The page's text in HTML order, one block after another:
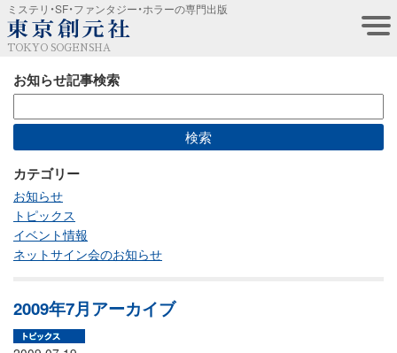
ミステリ・SF・ファンタジー・ホラーの専門出版
TOKYO SOGENSHA
お知らせ記事検索
カテゴリー
お知らせ
トピックス
イベント情報
ネットサイン会のお知らせ
2009年7月アーカイブ